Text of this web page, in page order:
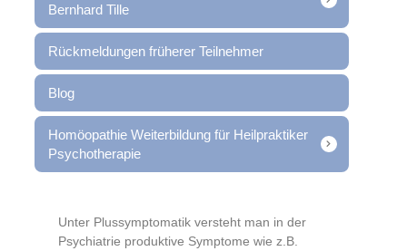
Bernhard Tille
Rückmeldungen früherer Teilnehmer
Blog
Homöopathie Weiterbildung für Heilpraktiker
Psychotherapie
Unter Plussymptomatik versteht man in der
Psychiatrie produktive Symptome wie z.B.